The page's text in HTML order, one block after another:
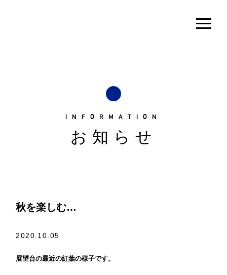
INFORMATION
お知らせ
秋を楽しむ…
2020.10.05
展望台の最近の紅葉の様子です。